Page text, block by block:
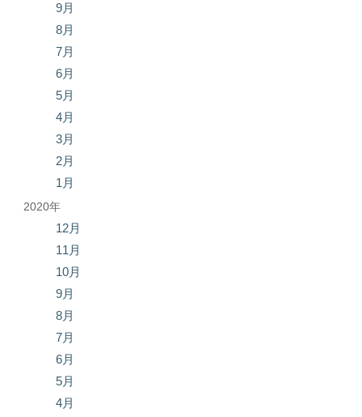
9月
8月
7月
6月
5月
4月
3月
2月
1月
2020年
12月
11月
10月
9月
8月
7月
6月
5月
4月